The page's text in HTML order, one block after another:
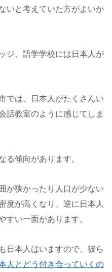
いと考えていた方がよいか
ジ、語学学校には日本人が
では、日本人がたくさんい
話教室のように感じてしま
る傾向があります。
が狭かったり人口が少ない
度が高くなり、逆に日本人
すい一面があります。
日本人はいますので、彼ら
人とどう付き合っていくの